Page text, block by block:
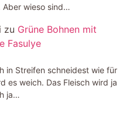
Aber wieso sind…
zu Grüne Bohnen mit
Fasulye
in Streifen schneidest wie für
es weich. Das Fleisch wird ja
ja…